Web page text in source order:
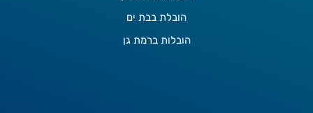
הובלת בבת ים
הובלות ברמת גן